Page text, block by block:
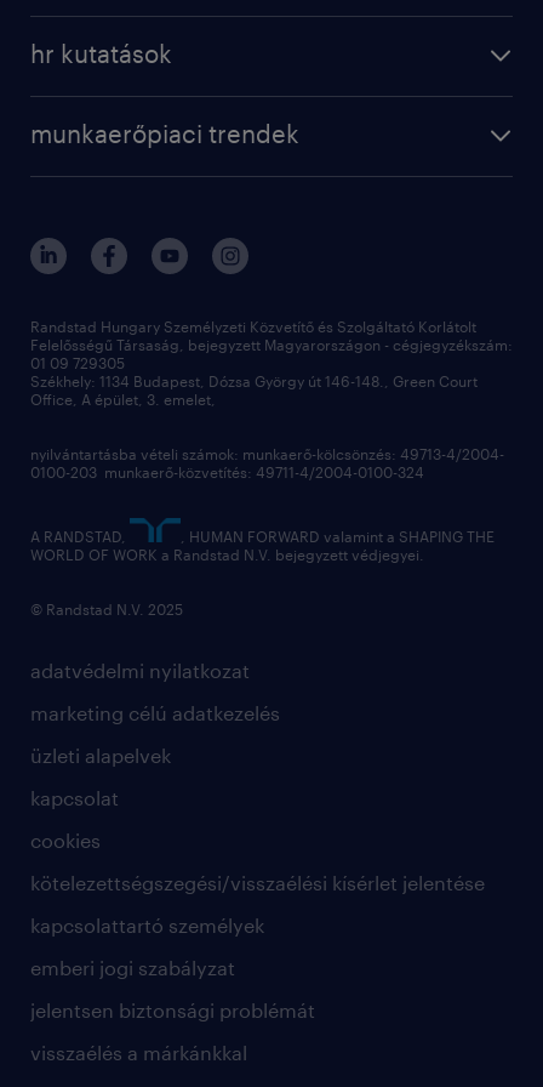
karrier tippek
kapcsolat
operational
kapcsolat
hr kutatások
employer brand research
munkaerőpiaci trendek
hr kutatások
kiválasztás
megtartás
munkahelyi teljesítmény
toborzás
munkaerőpiac
hírlevél
adatvédelmi nyilatkozat
marketing célú adatkezelés
üzleti alapelvek
kapcsolat
cookies
kötelezettségszegési/visszaélési kísérlet jelentése
kapcsolattartó személyek
emberi jogi szabályzat
jelentsen biztonsági problémát
visszaélés a márkánkkal
Randstad Hungary Személyzeti Közvetítő és Szolgáltató Korlátolt
Felelősségű Társaság, bejegyzett Magyarországon - cégjegyzékszám:
01 09 729305
Székhely: 1134 Budapest, Dózsa György út 146-148., Green Court
Office, A épület, 3. emelet,
nyilvántartásba vételi számok: munkaerő-kölcsönzés: 49713-4/2004-
0100-203 munkaerő-közvetítés: 49711-4/2004-0100-324
A RANDSTAD,
, HUMAN FORWARD valamint a SHAPING THE
WORLD OF WORK a Randstad N.V. bejegyzett védjegyei.
© Randstad N.V. 2025